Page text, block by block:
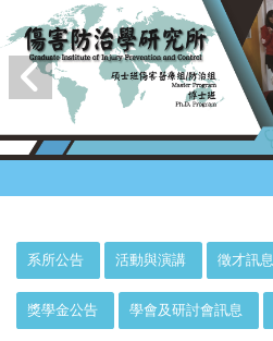
系所公告 活動與演講 徵才訊息
獎學金公告 學會及研討會訊息